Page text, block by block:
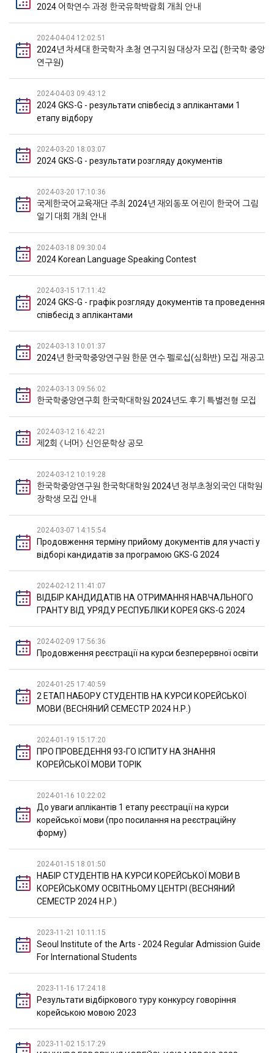
2024 어학연수 과정 한국유학박람회 개최 안내
2024-04-04 12:02:51
2024년 차세대 한국학자 초청 연구지원 대상자 모집 (한국학 중앙
연구원)
2024-04-03 09:43:12
2024 GKS-G - результати співбесід з аплікантами 1
етапу відбору
2024-03-20 18:03:07
2024 GKS-G - результати розгляду документів
2024-03-20 17:10:36
국제한국어교육재단 주최 2024년 재외동포 어린이 한국어 그림
일기 대회 개최 안내
2024-03-18 09:30:04
2024 Korean Language Speaking Contest
2024-03-15 17:11:42
2024 GKS-G - графік розгляду документів та проведення
співбесід з аплікантами
2024-03-13 10:01:37
2024년 한국학중앙연구원 한문 연수 펠로십(심화반) 모집 재공고
2024-03-13 09:56:02
한국학중앙연구회 한국학대학원 2024년도 후기 특별전형 모집
2024-03-12 16:42:21
제2회 《너머》 신인문학상 공모
2024-03-12 10:19:28
한국학중앙연구원 한국학대학원 2024년 정부초청외국인 대학원
장학생 모집 안내
2024-03-07 14:15:54
Продовження терміну прийому документів для участі у
відборі кандидатів за програмою GKS-G 2024
2024-02-12 11:41:07
ВІДБІР КАНДИДАТІВ НА ОТРИМАННЯ НАВЧАЛЬНОГО
ГРАНТУ ВІД УРЯДУ РЕСПУБЛІКИ КОРЕЯ GKS-G 2024
2024-02-09 17:56:36
Продовження реєстрації на курси безперервної освіти
2024-01-25 17:40:59
2 ЕТАП НАБОРУ СТУДЕНТІВ НА КУРСИ КОРЕЙСЬКОЇ
МОВИ (ВЕСНЯНИЙ СЕМЕСТР 2024 Н.Р.)
2024-01-19 15:17:20
ПРО ПРОВЕДЕННЯ 93-ГО ІСПИТУ НА ЗНАННЯ
КОРЕЙСЬКОЇ МОВИ TOPIK
2024-01-16 10:22:02
До уваги аплікантів 1 етапу реєстрації на курси
корейської мови (про посилання на реєстраційну
форму)
2024-01-15 18:01:50
НАБІР СТУДЕНТІВ НА КУРСИ КОРЕЙСЬКОЇ МОВИ В
КОРЕЙСЬКОМУ ОСВІТНЬОМУ ЦЕНТРІ (ВЕСНЯНИЙ
СЕМЕСТР 2024 Н.Р.)
2023-11-21 10:11:15
Seoul Institute of the Arts - 2024 Regular Admission Guide
For International Students
2023-11-16 17:24:18
Результати відбіркового туру конкурсу говоріння
корейською мовою 2023
2023-11-02 15:17:29